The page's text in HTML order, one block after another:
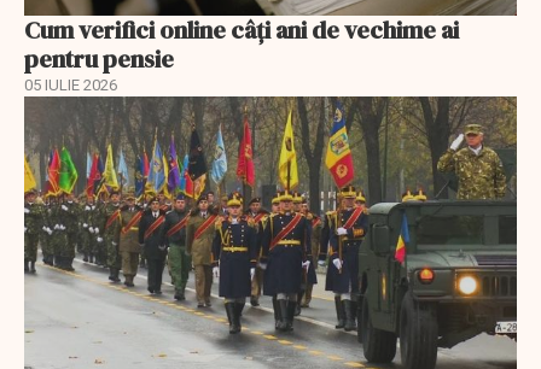
Cum verifici online câți ani de vechime ai
pentru pensie
05 IULIE 2026